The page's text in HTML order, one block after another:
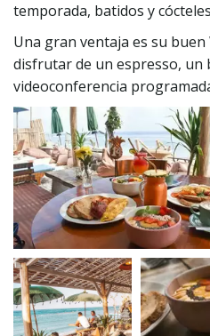
temporada, batidos y
Una gran ventaja es su buen
disfrutar de un espresso, un
videoconferencia